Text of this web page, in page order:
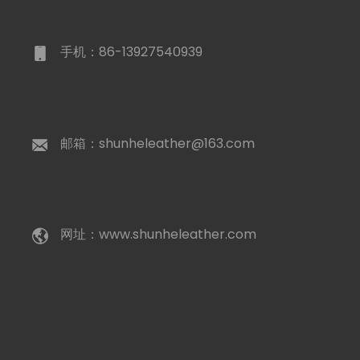
手机：86-13927540939
邮箱：shunheleather@163.com
网址：www.shunheleather.com